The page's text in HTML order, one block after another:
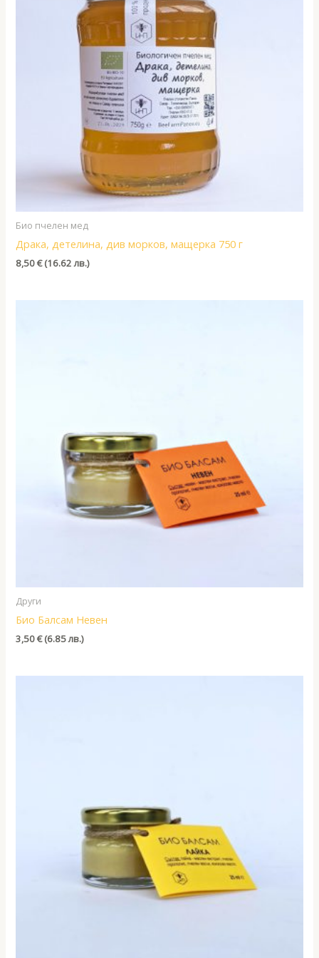
Био пчелен мед
Драка, детелина, див морков, мащерка 750 г
8,50€(16.62 лв.)
Други
Био Балсам Невен
3,50€(6.85 лв.)